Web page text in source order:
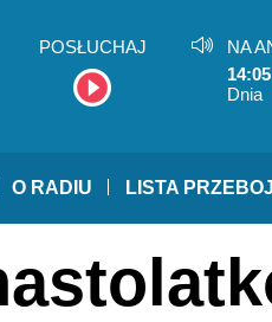
POSŁUCHAJ
NA
14:05
Dnia
O RADIU LISTA